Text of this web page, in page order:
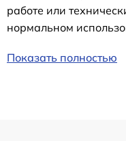
работе или
нормальном
Показать полностью